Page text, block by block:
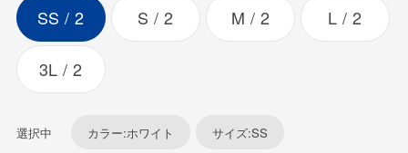
SS 2 S 2 M 2 L 2
3L 2
選択中 カラー:ホワイト サイズ:SS